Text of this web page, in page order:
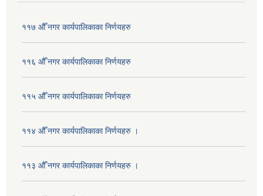
११७ औँ नगर कार्यपालिकाका निर्णयहरु
११६ औँ नगर कार्यपालिकाका निर्णयहरु
११५ औँ नगर कार्यपालिकाका निर्णयहरु
११४ औँ नगर कार्यपालिकाका निर्णयहरु ।
११३ औँ नगर कार्यपालिकाका निर्णयहरु ।